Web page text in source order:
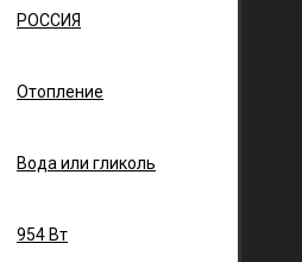
РОССИЯ
Отопление
Вода или гликоль
954 Вт